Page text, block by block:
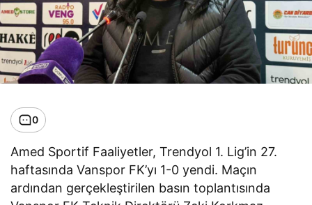
0
Amed Sportif Faaliyetler, Trendyol 1. Lig’in 27.
haftasında Vanspor FK’yı 1-0 yendi. Maçın
ardından gerçekleştirilen basın toplantısında